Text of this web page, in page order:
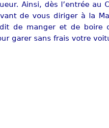
Ainsi, dès l’entrée au
de vous diriger à la
de manger et de boire
garer sans frais votre